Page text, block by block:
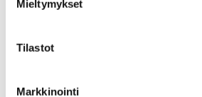
Mieltymykset
Tilastot
Markkinointi